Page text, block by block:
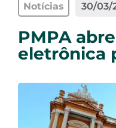
Notícias 30/03/
PMPA
eletrônica